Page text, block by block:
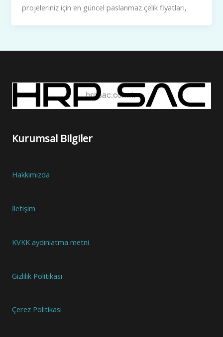
projeleriniz için en güncel paslanmaz çelik fiyatları,
Kurumsal Bilgiler
Hakkımızda
İletişim
KVKK aydınlatma metni
Gizlilik Politikası
Çerez Politikası